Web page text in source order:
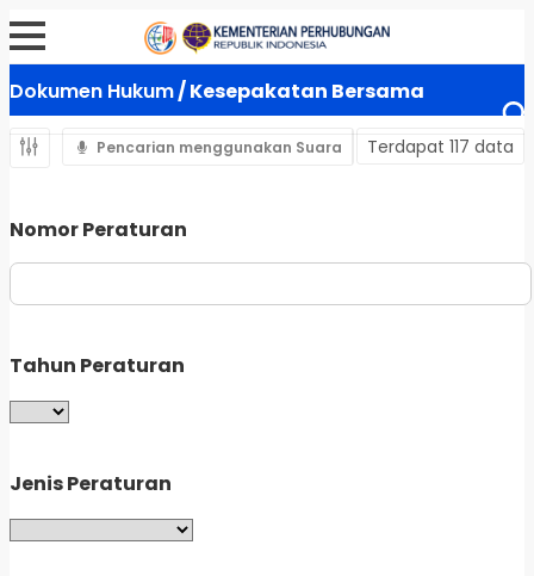
Dokumen Hukum/ Kesepakatan Bersama
Pencarian menggunakan Suara Terdapat 117 data
Nomor Peraturan
Tahun Peraturan
Jenis Peraturan